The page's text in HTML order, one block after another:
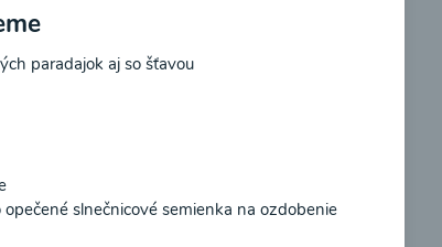
paradajok aj so šťavou
slnečnicové semienka na ozdobenie
že som si prečítal(a)informácie o